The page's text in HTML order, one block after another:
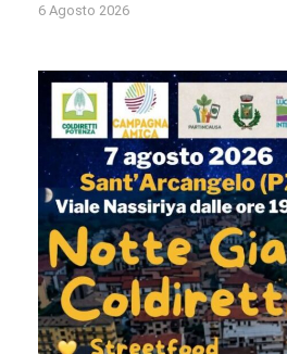
6 Agosto 2026